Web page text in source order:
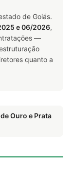
de Goiás.
e 06/2026,
—
quanto a
Ouro e Prata